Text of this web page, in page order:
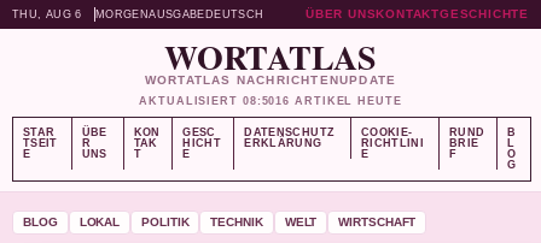
THU, AUG 6 MORGENAUSGABE DEUTSCH ÜBER UNSKONTAKTGESCHICHTE
WORTATLAS
WORTATLAS NACHRICHTENUPDATE
AKTUALISIERT 08:5016 ARTIKEL HEUTE
STAR
TSEIT
E
ÜBE
R
UNS
KON
TAK
T
GESC
HICHT
E
DATENSCHUTZ
ERKLÄRUNG
COOKIE-
RICHTLINI
E
RUND
BRIE
F
B
L
O
G
BLOG LOKAL POLITIK TECHNIK WELT WIRTSCHAFT